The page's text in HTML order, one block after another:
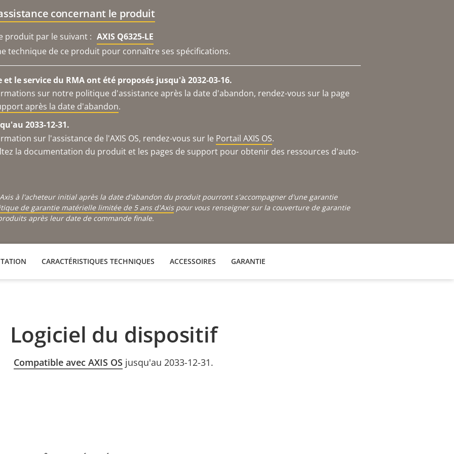
concernant le produit
produit par le suivant : AXIS Q6325-LE
technique de ce produit pour connaître ses spécifications.
le service du RMA ont été proposés jusqu'à 2032-03-16.
sur notre politique d'assistance après la date d'abandon, rendez-vous sur la page
après la date d'abandon.
2033-12-31.
sur l'assistance de l'AXIS OS, rendez-vous sur le Portail AXIS OS.
la documentation du produit et les pages de support pour obtenir des ressources d'auto-
à l'acheteur initial après la date d'abandon du produit pourront s'accompagner d'une garantie
de garantie matérielle limitée de 5 ans d'Axispour vous renseigner sur la couverture de garantie
après leur date de commande finale.
CARACTÉRISTIQUES TECHNIQUES ACCESSOIRES GARANTIE
Logiciel du dispositif
Compatible avec AXIS OS jusqu'au 2033-12-31.